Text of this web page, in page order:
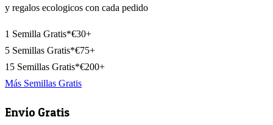
y regalos ecologicos con cada pedido
1 Semilla Gratis*€30+
5 Semillas Gratis*€75+
15 Semillas Gratis*€200+
Más Semillas Gratis
Envío Gratis